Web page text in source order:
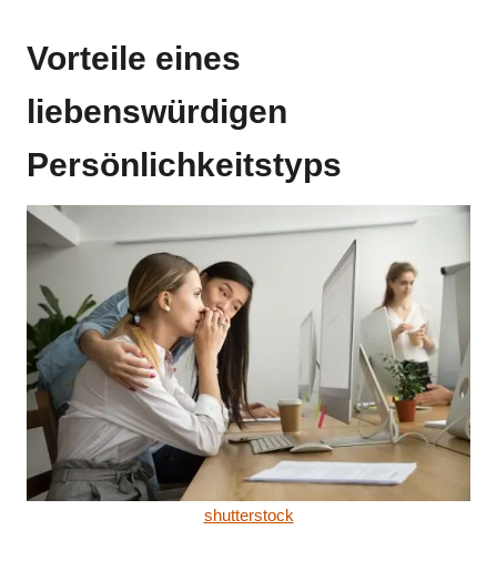
Vorteile eines
liebenswürdigen
Persönlichkeitstyps
shutterstock